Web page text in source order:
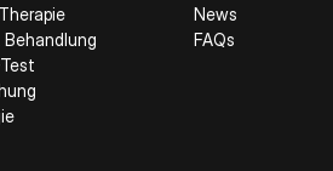
News
FAQs